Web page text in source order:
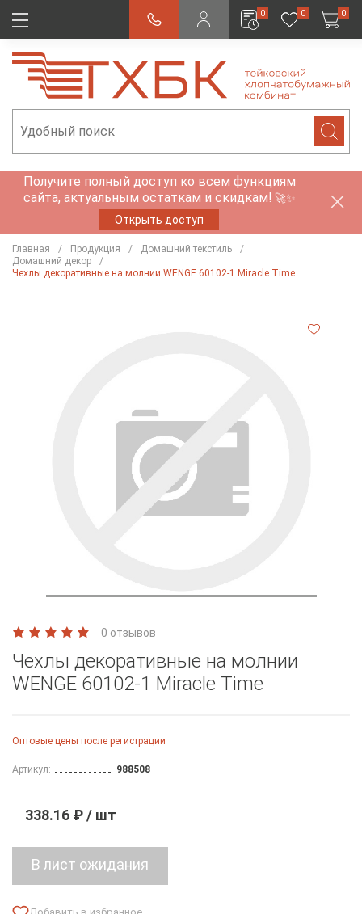
0 0 0
Получите полный доступ ко всем функциям
сайта, актуальным остаткам и скидкам! 🚀✨
Открыть доступ
Главная Продукция
Домашний текстиль
Домашний декор
Чехлы декоративные на молнии WENGE 60102-1 Miracle Time
0 отзывов
Чехлы декоративные на молнии
WENGE 60102-1 Miracle Time
Оптовые цены после регистрации
Артикул: 988508
338.16 ₽ / шт